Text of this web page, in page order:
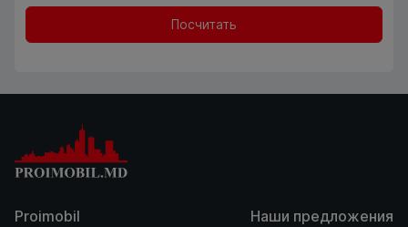
Посчитать
Proimobil Наши предложения